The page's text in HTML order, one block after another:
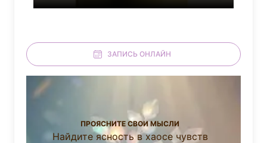
ЗАПИСЬ ОНЛАЙН
ПРОЯСНИТЕ СВОИ МЫСЛИ
Найдите ясность в хаосе чувств